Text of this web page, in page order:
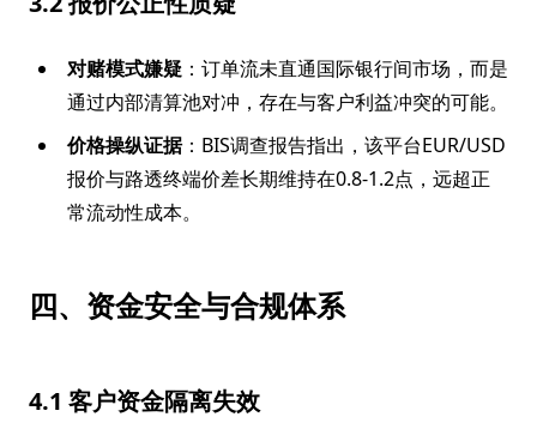
对赌模式嫌疑 ：订单流未直通国际银行间市场，而是
通过内部清算池对冲，存在与客户利益冲突的可能。
价格操纵证据：BIS调查报告指出，该平台EUR/USD
报价与路透终端价差长期维持在0.8-1.2点，远超正
常流动性成本。
四、资金安全与合规体系
4.1 客户资金隔离失效